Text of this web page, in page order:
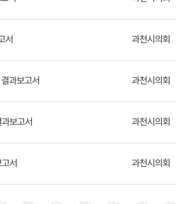
서 과천시의회
과보고서 과천시의회
보고서 과천시의회
서 과천시의회